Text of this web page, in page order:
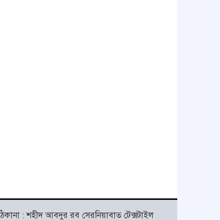
: শহীদ আবদুর রব সেরনিয়াবাত টেক্সটাইল